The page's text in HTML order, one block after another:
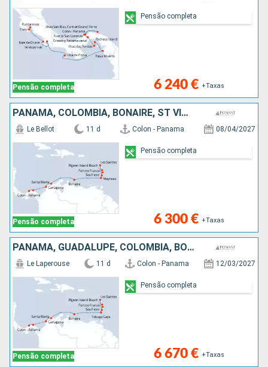
Pensão completa 6 240 € +Taxas
Pensão completa
PANAMA, COLÔMBIA, BONAIRE, ST VINCENT E GRENADINES, SANTA LÚCIA, GUADALUPE, MARTINICA
Pensão completa
Le Bellot 11 d Colon - Panama 08/04/2027
6 300 € +Taxas
Pensão completa
PANAMA, GUADALUPE, COLÔMBIA, BONAIRE, ST VINCENT E GRENADINES, SANTA LÚCIA, MARTINICA
Pensão completa
Le Laperouse 11 d Colon - Panama 12/03/2027
6 670 € +Taxas
Pensão completa